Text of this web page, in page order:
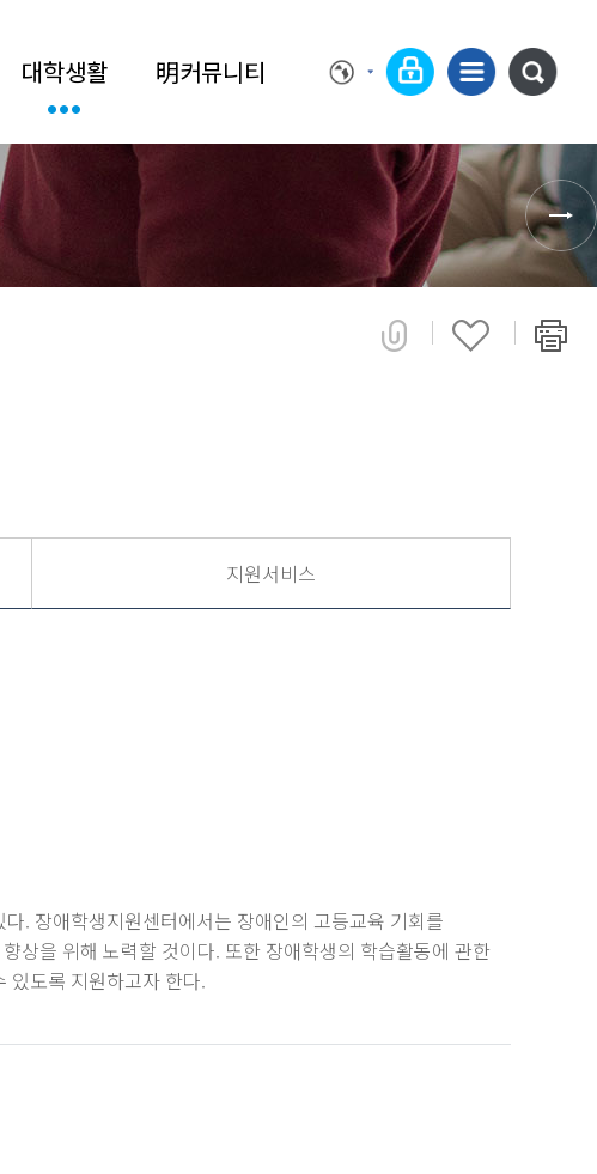
대학생활 明커뮤니티
지원서비스
. 장애학생지원센터에서는 장애인의 고등교육 기회를
상을 위해 노력할 것이다. 또한 장애학생의 학습활동에 관한
있도록 지원하고자 한다.